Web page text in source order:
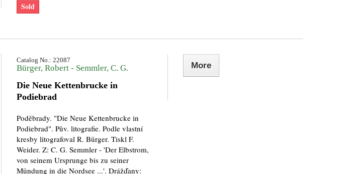
Sold
Catalog No.: 22087
Bürger, Robert - Semmler, C. G.
Die Neue Kettenbrucke in
Podiebrad
Poděbrady. "Die Neue Kettenbrucke in
Podiebrad". Pův. litografie. Podle vlastní
kresby litografoval R. Bürger. Tiskl F.
Weider. Z: C. G. Semmler - 'Der Elbstrom,
von seinem Ursprunge bis zu seiner
Mündung in die Nordsee ...'. Drážďany:
More